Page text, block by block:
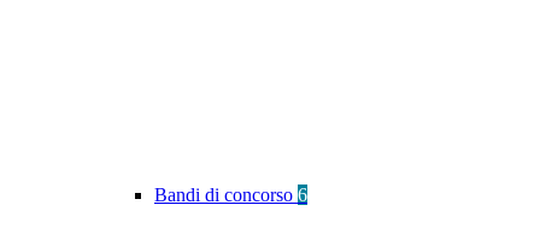
Bandi di concorso 6